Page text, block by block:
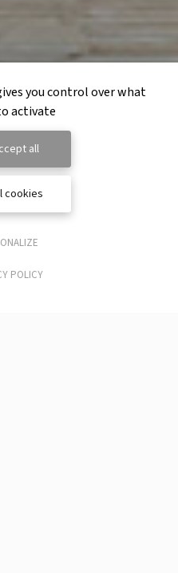
you control over what
activate
all
cookies
POLICY